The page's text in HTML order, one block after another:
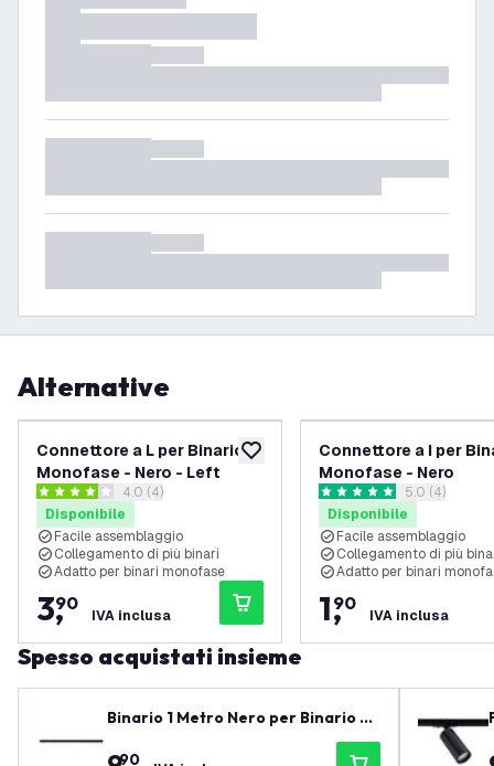
Alternative
aggiungi alla lista desideri
Connettore a L per Binario
Monofase - Nero - Left
apri il cassetto delle recensioni
4 stelle di valutazione
4.0 (4)
Disponibile
Facile assemblaggio
Collegamento di più binari
Adatto per binari monofase
3,
90
IVA inclusa
Connettore a I per
Monofase - Nero
apri il
5 stelle di valutazione
5.0 (4)
Disponibile
Facile assemblaggio
Collegamento di più
Adatto per binari
1,
90
IVA inclusa
Spesso acquistati insieme
Binario 1 Metro Nero per Binario M
90